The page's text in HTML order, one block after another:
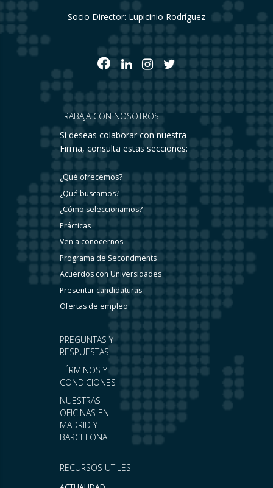
Socio Director: Lupicinio Rodríguez
RECURSOS UTILES
PREGUNTAS Y
RESPUESTAS
TÉRMINOS Y
CONDICIONES
NUESTRAS
OFICINAS EN
MADRID Y
BARCELONA
TRABAJA CON NOSOTROS
Si deseas colaborar con nuestra
Firma, consulta estas secciones:
¿Qué ofrecemos?
¿Qué buscamos?
¿Cómo seleccionamos?
Prácticas
Ven a conocernos
Programa de Secondments
Acuerdos con Universidades
Presentar candidaturas
Ofertas de empleo